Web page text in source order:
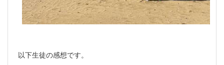
以下生徒の感想です。